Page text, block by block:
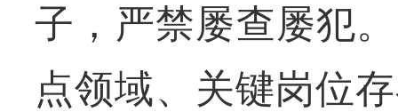
子，严禁屡查屡犯
点领域、关键岗位